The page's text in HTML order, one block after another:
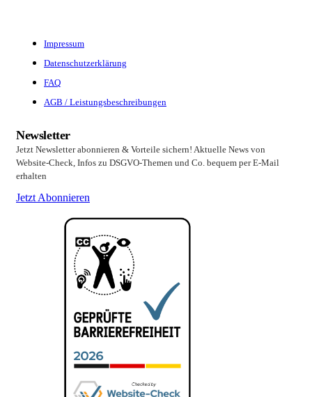
Impressum
Datenschutzerklärung
FAQ
AGB / Leistungsbeschreibungen
Newsletter
Jetzt Newsletter abonnieren & Vorteile sichern! Aktuelle News von
Website-Check, Infos zu DSGVO-Themen und Co. bequem per E-Mail
erhalten
Jetzt Abonnieren